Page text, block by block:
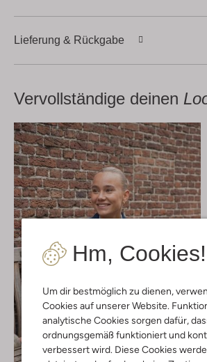
Hm, Cookies!
Um dir bestmöglich zu dienen,
Cookies auf unserer Website.
analytische Cookies sorgen dafür,
ordnungsgemäß funktioniert und
verbessert wird. Diese Cookies
Lieferung & Rückgabe
Vervollständige deinen